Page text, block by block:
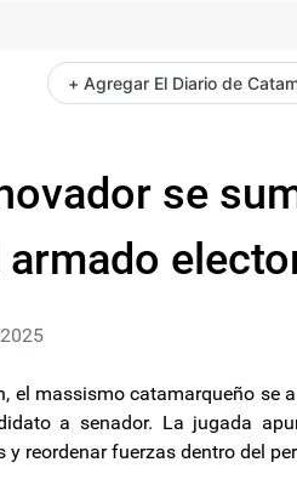
+ Agregar El Diario de
se
el massismo catamarqueño
a senador. La jugada
y reordenar fuerzas dentro del